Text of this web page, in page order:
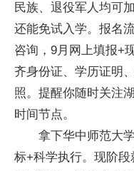
民族、退役军人均可
还能免试入学。报名
咨询，9月网上填报+
齐身份证、学历证明
照。提醒你随时关注
时间节点。
拿下华中师范大
标+科学执行。现阶